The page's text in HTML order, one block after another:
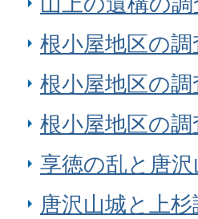
根小屋地区の調
根小屋地区の調
根小屋地区の
享徳の乱と唐
唐沢山城と上杉